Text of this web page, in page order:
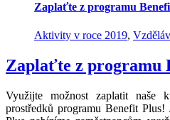
Zaplaťte z programu
Aktivity v roce 2019,
Zaplaťte z programu
Využijte možnost zaplatit
prostředků programu Benefit